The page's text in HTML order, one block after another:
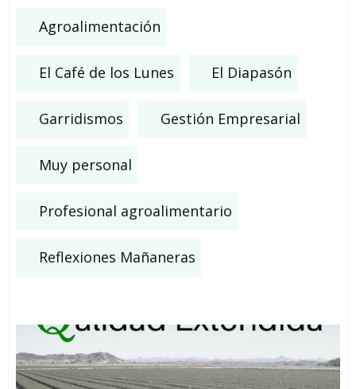
Agroalimentación
El Café de los Lunes El Diapasón
Garridismos Gestión Empresarial
Muy personal
Profesional agroalimentario
Reflexiones Mañaneras